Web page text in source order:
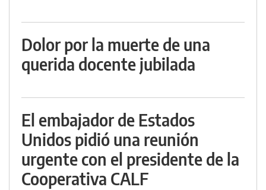
Dolor por la muerte de una
querida docente jubilada
El embajador de Estados
Unidos pidió una reunión
urgente con el presidente de la
Cooperativa CALF